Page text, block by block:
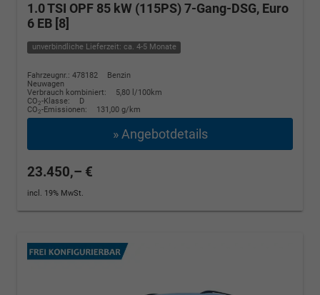
1.0 TSI OPF 85 kW (115PS) 7-Gang-DSG, Euro
6 EB [8]
unverbindliche Lieferzeit: ca. 4-5 Monate
Fahrzeugnr.: 478182
Benzin
Neuwagen
Verbrauch kombiniert:
5,80 l/100km
CO2-Klasse:
D
CO2-Emissionen: 131,00 g/km
» Angebotdetails
23.450,– €
incl. 19% MwSt.